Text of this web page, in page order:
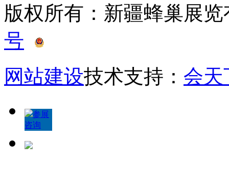
版权所有：新疆蜂巢展
号
网站建设技术支持： 会天
参展
咨询